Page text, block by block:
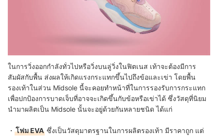
ในการวิ่งออกกำลังทั่วไปหรือวิ่งบนลู่วิ่งในฟิตเนส เท้าจะต้องมีการ
สัมผัสกับพื้น ส่งผลให้เกิดแรงกระแทกขึ้นไปถึงข้อและเข่า โดยพื้น
รองเท้าในส่วน Midsole นี้จะคอยทำหน้าที่ในการรองรับการกระแทก
เพื่อปกป้องการบาดเจ็บที่อาจจะเกิดขึ้นกับข้อหรือเข่าได้ ซึ่งวัสดุที่นิยม
นำมาผลิตเป็น Midsole นั้นจะอยู่ด้วยกันหลายชนิด ได้แก่
・ โฟม EVA ซึ่งเป็นวัสดุมาตรฐานในการผลิตรองเท้า มีราคาถูก แต่